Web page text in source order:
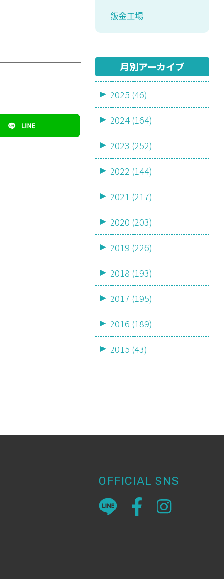
鈑金工場
月別アーカイブ
2025 (46)
2024 (164)
2023 (252)
2022 (144)
2021 (217)
2020 (203)
2019 (226)
2018 (193)
2017 (195)
2016 (189)
2015 (43)
OFFICIAL SNS